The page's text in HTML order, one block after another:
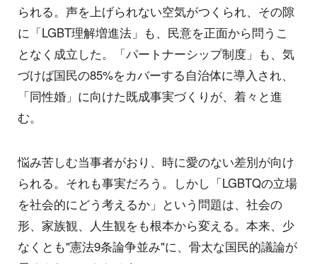
られる。声を上げられない空気がつくられ、その隙
に「LGBT理解増進法」も、民意を正面から問うこ
となく成立した。「パートナーシップ制度」も、気
づけば国民の85%をカバーする自治体に導入され、
「同性婚」に向けた既成事実づくりが、着々と進
む。
悩み苦しむ当事者がおり、時に愛のない差別が向け
られる。それも事実だろう。しかし「LGBTQの立場
を社会的にどう考えるか」という問題は、社会の
形、家族観、人生観をも根本から変える。本来、少
なくとも"憲法9条論争並み"に、骨太な国民的議論が